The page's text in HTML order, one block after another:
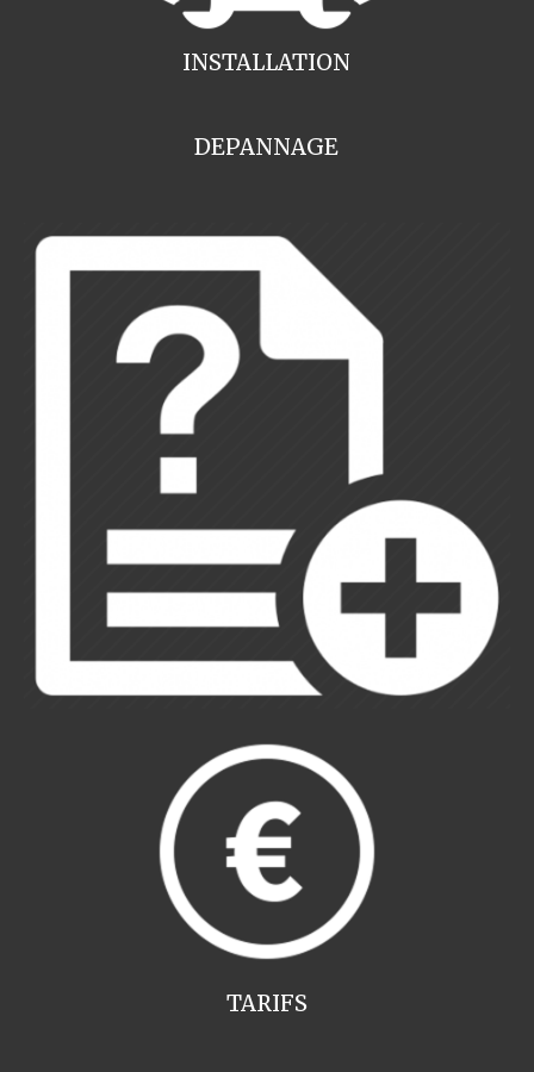
INSTALLATION
DEPANNAGE
TARIFS